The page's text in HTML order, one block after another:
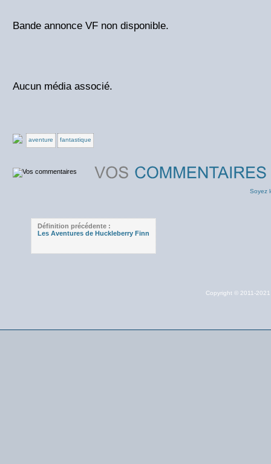
Bande annonce VF non disponible.
Aucun média associé.
aventure fantastique
Soyez
Définition précédente :
Les Aventures de Huckleberry Finn
Copyright © 2011-